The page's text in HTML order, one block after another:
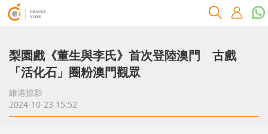
梨園戲《董生與李氏》首次登陸澳門 古戲
「活化石」圈粉澳門觀眾
維港掠影
2024-10-23 15:52